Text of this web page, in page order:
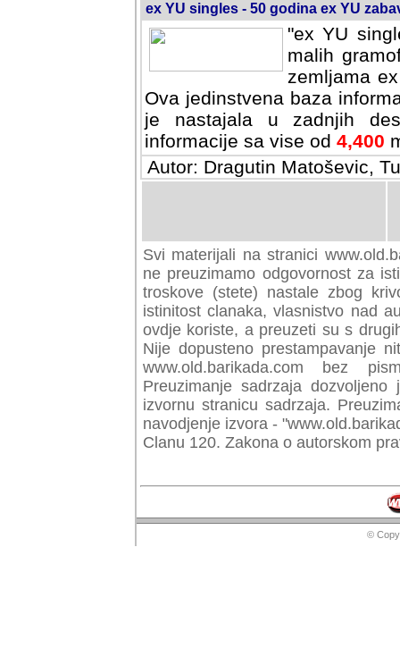
ex YU singles - 50 godina ex YU
"ex YU
malih
zemljama
Ova jedinstvena baza
je nastajala u zadnjih
informacije sa vise od 4,400
Autor: Dragutin Matoševic,
Svi materijali na stranici
preuzimamo odgovornost za
troskove (stete) nastale zbog
istinitost clanaka, vlasnistvo nad
ovdje koriste, a preuzeti su s
Nije dopusteno prestampavanje
www.old.barikada.com bez
Preuzimanje sadrzaja
izvornu stranicu sadrzaja.
navodjenje izvora -
Clanu 120. Zakona o autorskom
©